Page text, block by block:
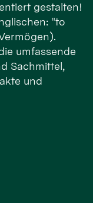
gestalten!
"to
umfassende
Sachmittel,
und